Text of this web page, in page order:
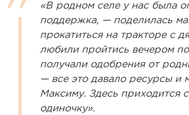
«В родном селе у нас была
поддержка, — поделилась
прокатиться на тракторе с
любили пройтись вечером по
получали одобрения от
— все это давало ресурсы и
Максиму. Здесь приходится
одиночку».